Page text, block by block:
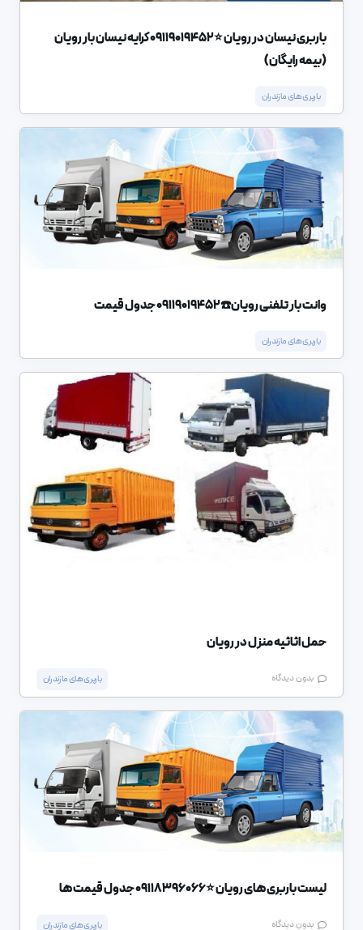
باربری نیسان در رویان ⭐️09119019452 کرایه نیسان بار رویان
(بیمه رایگان)
باربری های مازندران
وانت بار تلفنی رویان☎️09119019452 جدول قیمت
باربری های مازندران
حمل اثاثیه منزل در رویان
بدون دیدگاه باربری های مازندران
لیست باربری های رویان ⭐️09118396066 جدول قیمت ها
بدون دیدگاه باربری های مازندران